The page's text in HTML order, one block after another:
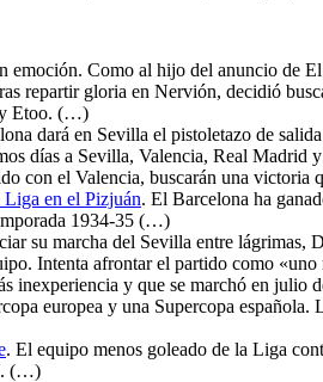
emoción. Como al hijo del anuncio de
repartir gloria en Nervión, decidió
y Etoo. (…)
dará en Sevilla el pistoletazo de
días a Sevilla, Valencia, Real
con el Valencia, buscarán una
Liga en el Pizjuán. El Barcelona ha
1934-35 (…)
su marcha del Sevilla entre
Intenta afrontar el partido como
inexperiencia y que se marchó en
europea y una Supercopa
. El equipo menos goleado de la Liga
(…)